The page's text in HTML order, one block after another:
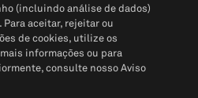
(incluindo análise de dados)
aceitar, rejeitar ou
de cookies, utilize os
informações ou para
consulte nosso Aviso